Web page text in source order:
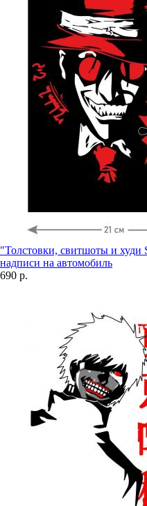
"Толстовки, свитшоты и худи
надписи на автомобиль
690 р.